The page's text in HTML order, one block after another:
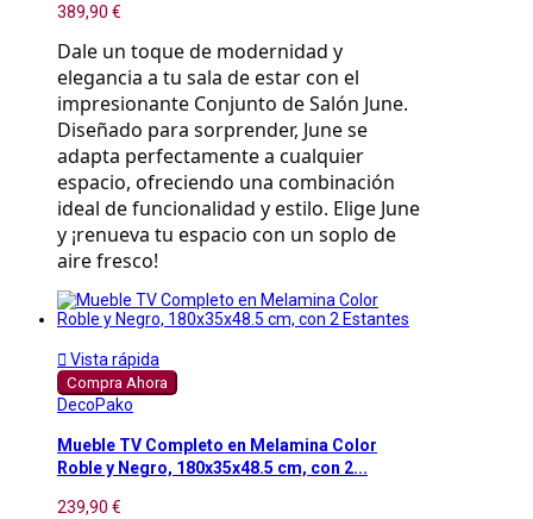
389,90 €
Dale un toque de modernidad y
elegancia a tu sala de estar con el
impresionante Conjunto de Salón June.
Diseñado para sorprender, June se
adapta perfectamente a cualquier
espacio, ofreciendo una combinación
ideal de funcionalidad y estilo. Elige June
y ¡renueva tu espacio con un soplo de
aire fresco!
 Vista rápida
Compra Ahora
DecoPako
Mueble TV Completo en Melamina Color
Roble y Negro, 180x35x48.5 cm, con 2...
239,90 €